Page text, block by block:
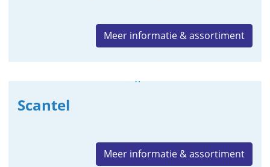
Meer informatie & assortiment
Scantel
Meer informatie & assortiment